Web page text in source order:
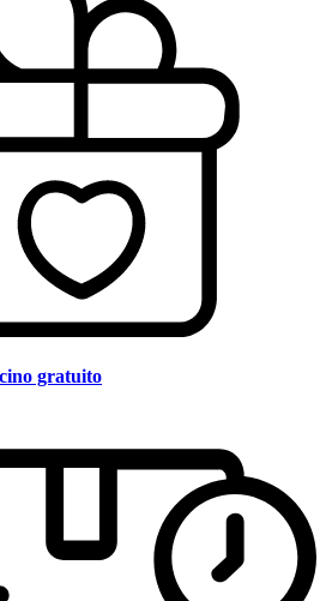
gratuito